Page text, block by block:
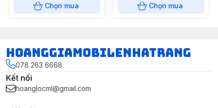
Chọn mua Chọn mua
hoanggiamobilenhatrang
078 263 6668
Kết nối
hoanglocml@gmail.com